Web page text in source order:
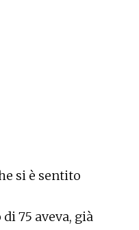
si è sentito
75 aveva, già